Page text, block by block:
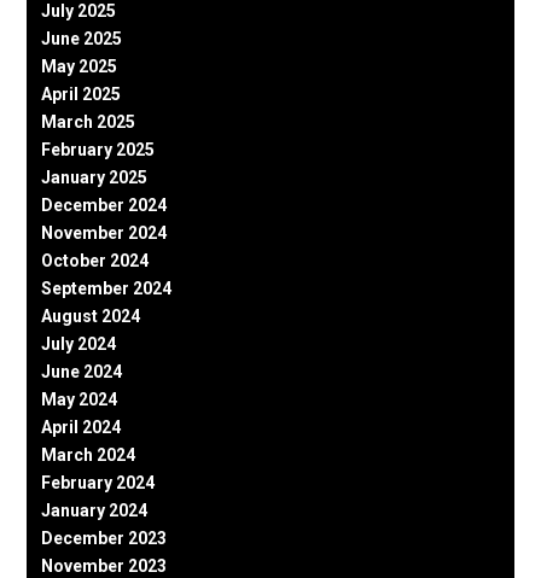
July 2025
June 2025
May 2025
April 2025
March 2025
February 2025
January 2025
December 2024
November 2024
October 2024
September 2024
August 2024
July 2024
June 2024
May 2024
April 2024
March 2024
February 2024
January 2024
December 2023
November 2023